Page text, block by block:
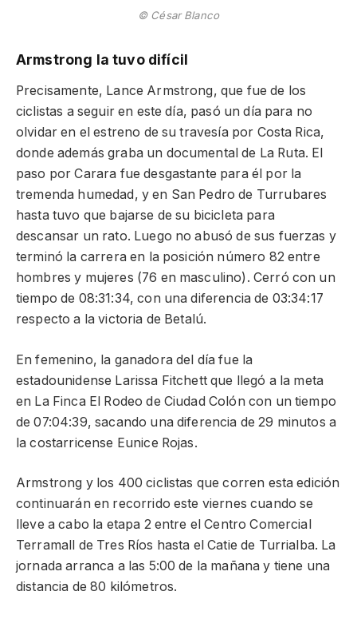
© César Blanco
Armstrong la tuvo difícil
Precisamente, Lance Armstrong, que fue de los
ciclistas a seguir en este día, pasó un día para no
olvidar en el estreno de su travesía por Costa Rica,
donde además graba un documental de La Ruta. El
paso por Carara fue desgastante para él por la
tremenda humedad, y en San Pedro de Turrubares
hasta tuvo que bajarse de su bicicleta para
descansar un rato. Luego no abusó de sus fuerzas y
terminó la carrera en la posición número 82 entre
hombres y mujeres (76 en masculino). Cerró con un
tiempo de 08:31:34, con una diferencia de 03:34:17
respecto a la victoria de Betalú.
En femenino, la ganadora del día fue la
estadounidense Larissa Fitchett que llegó a la meta
en La Finca El Rodeo de Ciudad Colón con un tiempo
de 07:04:39, sacando una diferencia de 29 minutos a
la costarricense Eunice Rojas.
Armstrong y los 400 ciclistas que corren esta edición
continuarán en recorrido este viernes cuando se
lleve a cabo la etapa 2 entre el Centro Comercial
Terramall de Tres Ríos hasta el Catie de Turrialba. La
jornada arranca a las 5:00 de la mañana y tiene una
distancia de 80 kilómetros.